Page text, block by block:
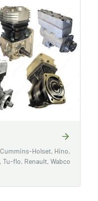
Holset, Hino,
Tu-flo, Renault, Wabco